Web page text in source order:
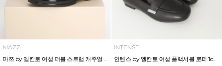
MAZZ
마쯔 by 엘칸토 여성 더블 스트랩 캐주얼 몰드 로퍼 3.5cm LCWC73M54V
INTENSE
인텐스 by 엘칸토 여성 플랙서블 로퍼 1cm LCWD88I539